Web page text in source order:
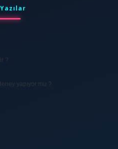
?
yapıyor mu ?